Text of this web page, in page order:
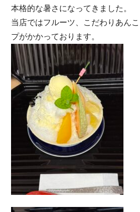
本格的な暑さになってきました。
当店ではフルーツ、こだわりあん
プがかかっております。